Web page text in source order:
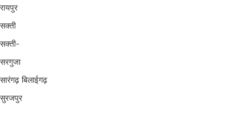
रायपुर
सक्ती
सक्ती-
सरगुजा
सारंगढ़ बिलाईगढ़
सुरजपुर